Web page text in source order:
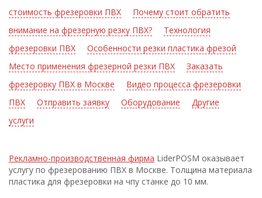
стоимость фрезеровки ПВХ
Почему стоит обратить
внимание на фрезерную резку ПВХ?
Технология
фрезеровки ПВХ
Особенности резки пластика фрезой
Место применения фрезерной резки ПВХ
Заказать
фрезеровку ПВХ в Москве
Видео процесса фрезеровки
ПВХ
Отправить заявку Оборудование
Другие
услуги
Рекламно-производственная фирма LiderPOSM оказывает
услугу по фрезерованию ПВХ в Москве. Толщина материала
пластика для фрезеровки на чпу станке до 10 мм.